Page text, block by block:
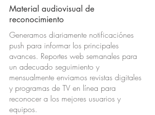
Material audiovisual de
reconocimiento
Generamos diariamente notificaciónes
push para informar los principales
avances. Reportes web semanales para
un adecuado seguimiento y
mensualmente enviamos revistas digitales
y programas de TV en línea para
reconocer a los mejores usuarios y
equipos.